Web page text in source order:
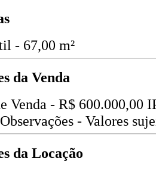
- 67,00 m²
da Venda
Venda - R$ 600.000,00
Observações - Valores
da Locação